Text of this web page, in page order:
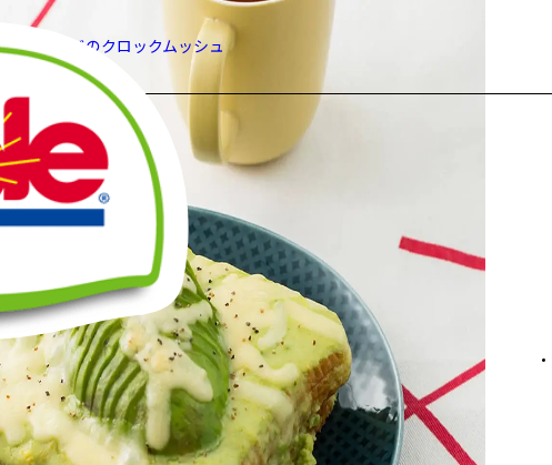
アボカドのクロックムッシュ